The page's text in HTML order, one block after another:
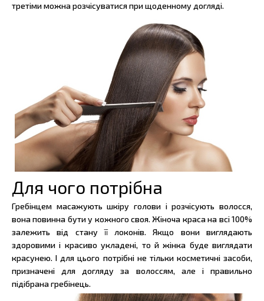
третіми можна розчісуватися при щоденному догляді.
Для чого потрібна
Гребінцем масажують шкіру голови і розчісують волосся,
вона повинна бути у кожного своя. Жіноча краса на всі 100%
залежить від стану її локонів. Якщо вони виглядають
здоровими і красиво укладені, то й жінка буде виглядати
красунею. І для цього потрібні не тільки косметичні засоби,
призначені для догляду за волоссям, але і правильно
підібрана гребінець.